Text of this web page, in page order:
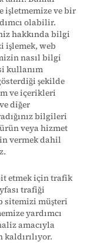
işletmemize ve bir
olabilir.
hakkında bilgi
işlemek, web
nasıl bilgi
kullanım
şekilde
ve içerikleri
diğer
bilgileri
veya hizmet
vermek dahil
etmek için trafik
trafiği
sitemizi müşteri
yardımcı
amacıyla